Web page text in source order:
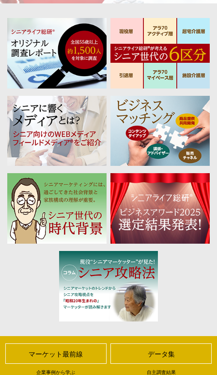
マーケット最前線
企業事例から学ぶ
データ集
自主調査結果